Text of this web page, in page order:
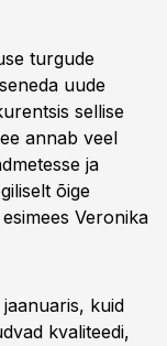
turgude
uude
sellise
annab veel
ja
õige
Veronika
kuid
kvaliteedi,